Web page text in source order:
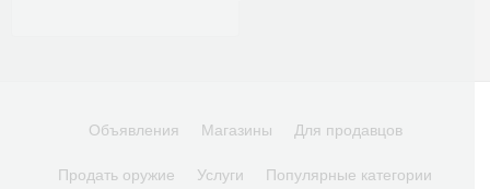
Объявления Магазины Для продавцов
Продать оружие Услуги Популярные категории